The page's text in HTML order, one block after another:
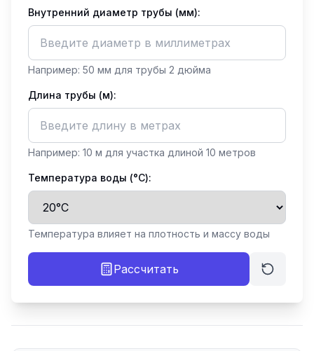
Внутренний диаметр трубы (мм):
Например: 50 мм для трубы 2 дюйма
Длина трубы (м):
Например: 10 м для участка длиной 10 метров
Температура воды (°C):
Температура влияет на плотность и массу воды
Рассчитать